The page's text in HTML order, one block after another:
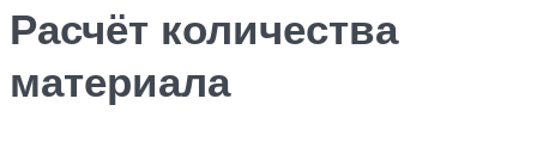
Расчёт количества
материала